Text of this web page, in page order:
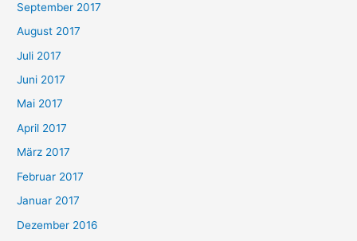
September 2017
August 2017
Juli 2017
Juni 2017
Mai 2017
April 2017
März 2017
Februar 2017
Januar 2017
Dezember 2016